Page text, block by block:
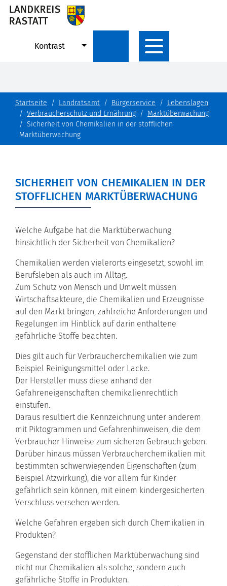
Kontrast
Startseite Landratsamt Bürgerservice
Lebenslagen
Verbraucherschutz und Ernährung
Marktüberwachung
Sicherheit von Chemikalien in der stofflichen
Marktüberwachung
SICHERHEIT VON CHEMIKALIEN IN DER
STOFFLICHEN MARKTÜBERWACHUNG
Welche Aufgabe hat die Marktüberwachung
hinsichtlich der Sicherheit von Chemikalien?
Chemikalien werden vielerorts eingesetzt, sowohl im
Berufsleben als auch im Alltag.
Zum Schutz von Mensch und Umwelt müssen
Wirtschaftsakteure, die Chemikalien und Erzeugnisse
auf den Markt bringen, zahlreiche Anforderungen und
Regelungen im Hinblick auf darin enthaltene
gefährliche Stoffe beachten.
Dies gilt auch für Verbraucherchemikalien wie zum
Beispiel Reinigungsmittel oder Lacke.
Der Hersteller muss diese anhand der
Gefahreneigenschaften chemikalienrechtlich
einstufen.
Daraus resultiert die Kennzeichnung unter anderem
mit Piktogrammen und Gefahrenhinweisen, die dem
Verbraucher Hinweise zum sicheren Gebrauch geben.
Darüber hinaus müssen Verbraucherchemikalien mit
bestimmten schwerwiegenden Eigenschaften (zum
Beispiel Ätzwirkung), die vor allem für Kinder
gefährlich sein können, mit einem kindergesicherten
Verschluss versehen werden.
Welche Gefahren ergeben sich durch Chemikalien in
Produkten?
Gegenstand der stofflichen Marktüberwachung sind
nicht nur Chemikalien als solche, sondern auch
gefährliche Stoffe in Produkten.